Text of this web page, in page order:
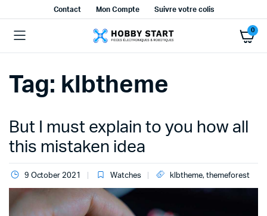
Contact Mon Compte Suivre votre colis
0
Tag: klbtheme
But I must explain to you how all
this mistaken idea
9 October 2021 Watches klbtheme, themeforest